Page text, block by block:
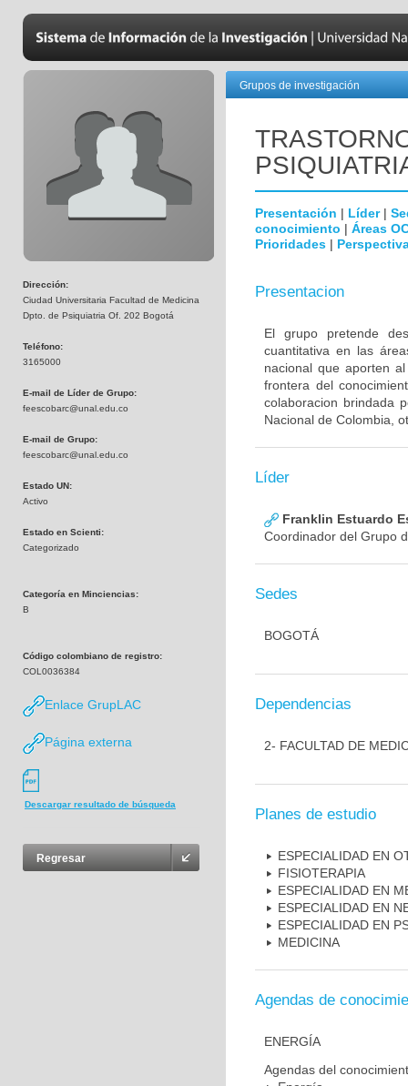
Dirección:
Ciudad Universitaria Facultad de Medicina
Dpto. de Psiquiatria Of. 202 Bogotá
Teléfono:
3165000
E-mail de Líder de Grupo:
feescobarc@unal.edu.co
E-mail de Grupo:
feescobarc@unal.edu.co
Estado UN:
Activo
Estado en Scienti:
Categorizado
Categoría en Minciencias:
B
Código colombiano de registro:
COL0036384
Enlace GrupLAC
Página externa
Descargar resultado de búsqueda
Regresar
Grupos de investigación
Presentación | Líder|
conocimiento | Áreas
Prioridades |
Presentacion
El grupo pretende
cuantitativa en las
nacional que aporten
frontera del
colaboracion brindada
Nacional de Colombia,
Líder
Franklin Estuardo
Coordinador del Grupo
Sedes
BOGOTÁ
Dependencias
2- FACULTAD DE
Planes de estudio
ESPECIALIDAD EN
FISIOTERAPIA
ESPECIALIDAD EN
ESPECIALIDAD EN
ESPECIALIDAD EN
MEDICINA
Agendas de
ENERGÍA
Agendas del